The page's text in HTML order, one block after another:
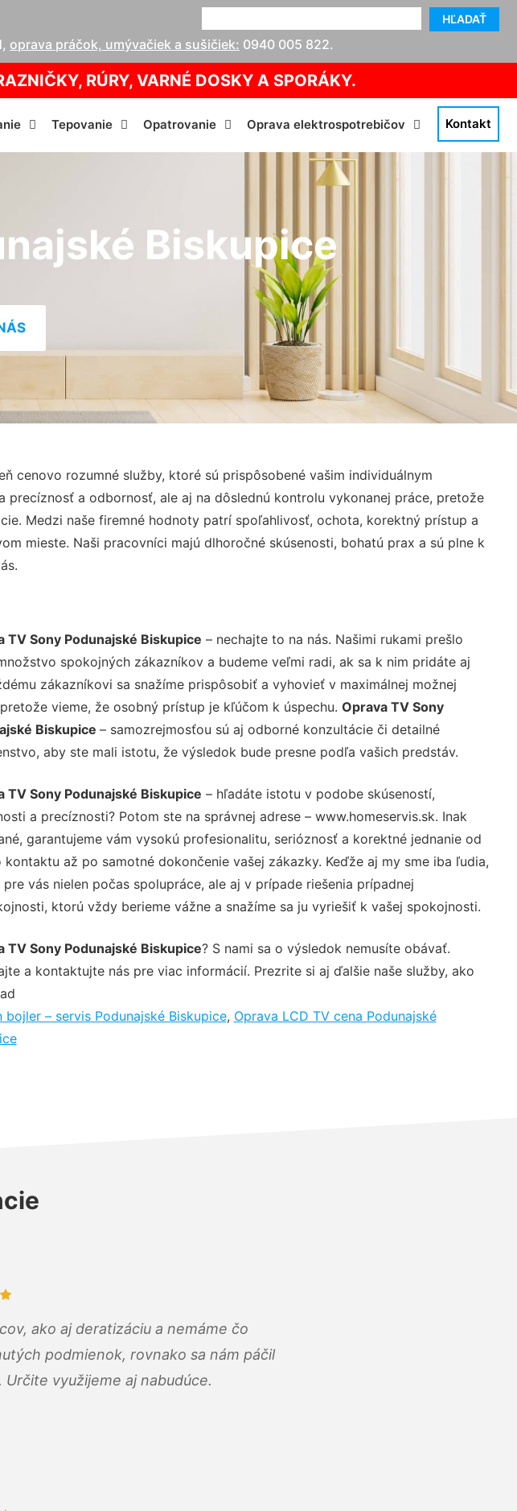
HĽADAŤ
, oprava práčok, umývačiek a sušičiek: 0940 005 822.
RÚRY, VARNÉ DOSKY A SPORÁKY.
Tepovanie Opatrovanie Oprava elektrospotrebičov Kontakt
Biskupice
cenovo rozumné služby, ktoré sú prispôsobené vašim individuálnym
precíznosť a odbornosť, ale aj na dôslednú kontrolu vykonanej práce, pretože
Medzi naše firemné hodnoty patrí spoľahlivosť, ochota, korektný prístup a
mieste. Naši pracovníci majú dlhoročné skúsenosti, bohatú prax a sú plne k
TV Sony Podunajské Biskupice – nechajte to na nás. Našimi rukami prešlo
spokojných zákazníkov a budeme veľmi radi, ak sa k nim pridáte aj
zákazníkovi sa snažíme prispôsobiť a vyhovieť v maximálnej možnej
vieme, že osobný prístup je kľúčom k úspechu. Oprava TV Sony
Biskupice – samozrejmosťou sú aj odborné konzultácie či detailné
aby ste mali istotu, že výsledok bude presne podľa vašich predstáv.
TV Sony Podunajské Biskupice – hľadáte istotu v podobe skúseností,
a precíznosti? Potom ste na správnej adrese – www.homeservis.sk. Inak
garantujeme vám vysokú profesionalitu, serióznosť a korektné jednanie od
kontaktu až po samotné dokončenie vašej zákazky. Keďže aj my sme iba ľudia,
pre vás nielen počas spolupráce, ale aj v prípade riešenia prípadnej
ktorú vždy berieme vážne a snažíme sa ju vyriešiť k vašej spokojnosti.
TV Sony Podunajské Biskupice? S nami sa o výsledok nemusíte obávať.
a kontaktujte nás pre viac informácií. Prezrite si aj ďalšie naše služby, ako
bojler – servis Podunajské Biskupice, Oprava LCD TV cena Podunajské
ako aj deratizáciu a nemáme čo
podmienok, rovnako sa nám páčil
využijeme aj nabudúce.